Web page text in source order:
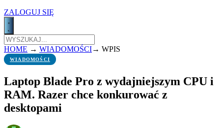
ZALOGUJ SIĘ
HOME → WIADOMOŚCI→ WPIS
WIADOMOŚCI
Laptop Blade Pro z wydajniejszym CPU i
RAM. Razer chce konkurować z
desktopami